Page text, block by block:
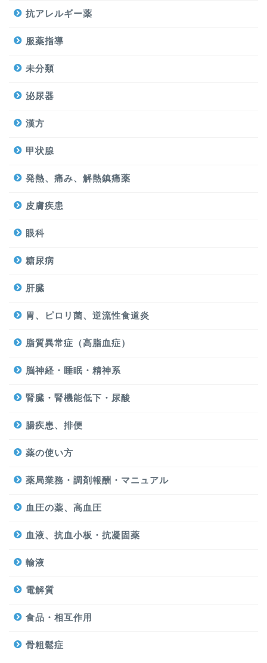
抗アレルギー薬
服薬指導
未分類
泌尿器
漢方
甲状腺
発熱、痛み、解熱鎮痛薬
皮膚疾患
眼科
糖尿病
肝臓
胃、ピロリ菌、逆流性食道炎
脂質異常症（高脂血症）
脳神経・睡眠・精神系
腎臓・腎機能低下・尿酸
腸疾患、排便
薬の使い方
薬局業務・調剤報酬・マニュアル
血圧の薬、高血圧
血液、抗血小板・抗凝固薬
輸液
電解質
食品・相互作用
骨粗鬆症